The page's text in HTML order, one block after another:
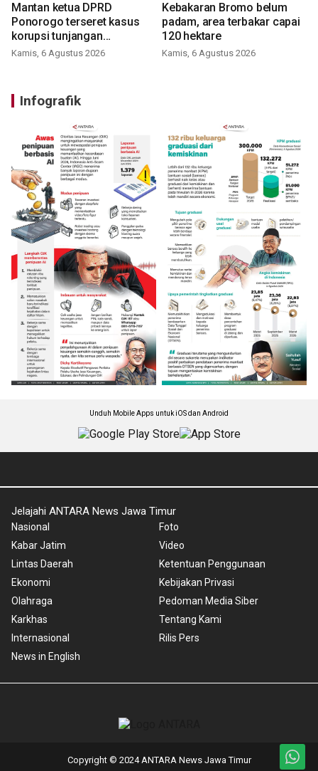
Mantan ketua DPRD
Ponorogo terseret kasus
korupsi tunjangan
perumahan
Kamis, 6 Agustus 2026
Kebakaran Bromo belum
padam, area terbakar capai
120 hektare
Kamis, 6 Agustus 2026
Infografik
Unduh Mobile Apps untuk iOS dan Android
Jelajahi ANTARA News Jawa Timur
Nasional
Kabar Jatim
Lintas Daerah
Ekonomi
Olahraga
Karkhas
Internasional
News in English
Foto
Video
Ketentuan Penggunaan
Kebijakan Privasi
Pedoman Media Siber
Tentang Kami
Rilis Pers
Copyright © 2024 ANTARA News Jawa Timur